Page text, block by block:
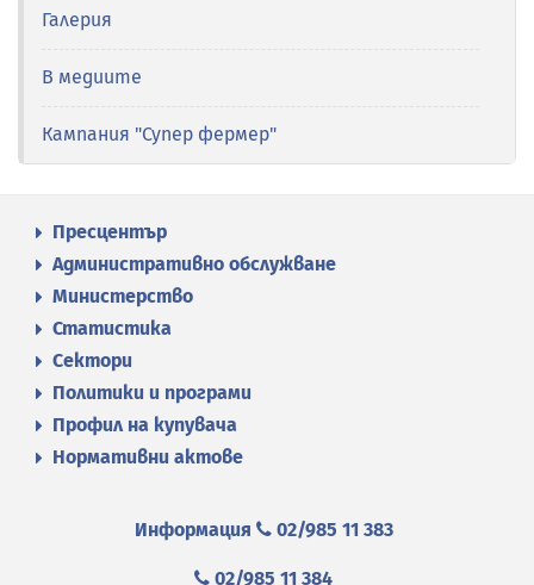
Галерия
В медиите
Кампания "Супер фермер"
Пресцентър
Административно обслужване
Министерство
Статистика
Сектори
Политики и програми
Профил на купувача
Нормативни актове
Информация 02/985 11 383
02/985 11 384